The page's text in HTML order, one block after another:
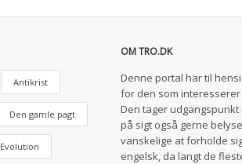
Antikrist
Den gamle pagt
Evolution
OM TRO.DK
Denne portal har til
for den som
Den tager
på sigt også gerne
vanskelige at forholde
engelsk, da langt de